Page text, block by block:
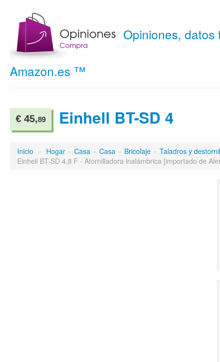
Opiniones,
Amazon.es ™
€ 45,89 Einhell BT-SD 4
Inicio » Hogar » Casa » Casa » Bricolaje » Taladros y
Einhell BT-SD 4,8 F - Atornilladora inalámbrica [importado de